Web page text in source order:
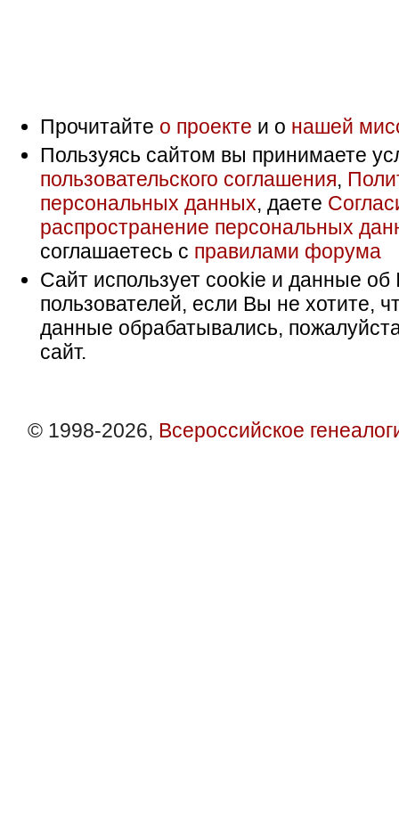
Прочитайте о проекте и о нашей
Пользуясь сайтом вы принимаете
пользовательского соглашения,
персональных данных, даете
распространение персональных
соглашаетесь с правилами форума
Сайт использует cookie и данные об
пользователей, если Вы не хотите,
данные обрабатывались,
сайт.
© 1998-2026, Всероссийское